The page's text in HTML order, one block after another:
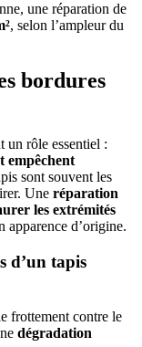
une réparation de
, selon l’ampleur du
bordures
un rôle essentiel :
empêchent
sont souvent les
Une réparation
les extrémités
apparence d’origine.
d’un tapis
frottement contre le
dégradation